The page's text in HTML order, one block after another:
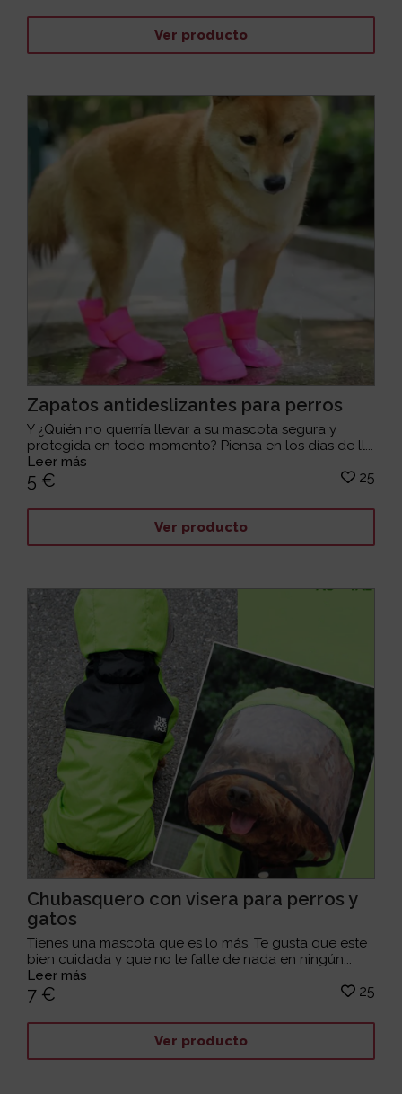
Ver producto
Zapatos antideslizantes para perros
Y ¿Quién no querría llevar a su mascota segura y
protegida en todo momento? Piensa en los días de ll...
Leer más
5 € 25
Ver producto
Chubasquero con visera para perros y
gatos
Tienes una mascota que es lo más. Te gusta que este
bien cuidada y que no le falte de nada en ningún...
Leer más
7 € 25
Ver producto